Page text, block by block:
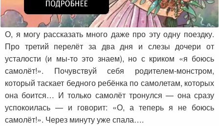
О, я могу рассказать много даже про эту одну поездку.
Про третий перелёт за два дня и слезы дочери от
усталости (и мы-то это знаем), но с криком «я боюсь
самолёт!». Почувствуй себя родителем-монстром,
который таскает бедного ребёнка по самолетам, которых
она боится… И только самолёт тронулся — она сразу
успокоилась — и говорит: «О, а теперь я не боюсь
самолёт!». Через минуту уже спала….